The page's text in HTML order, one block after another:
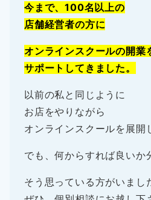
今まで、100名以上の
店舗経営者の方に
オンラインスクールの開業
サポートしてきました。
以前の私と同じように
お店をやりながら
オンラインスクールを展開
でも、何からすれば良いか
そう思っている方がいまし